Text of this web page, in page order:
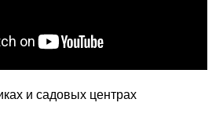
и садовых центрах